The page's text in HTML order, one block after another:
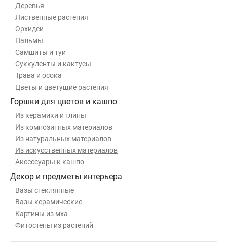
Деревья
Лиственные растения
Орхидеи
Пальмы
Самшиты и туи
Суккуленты и кактусы
Трава и осока
Цветы и цветущие растения
Горшки для цветов и кашпо
Из керамики и глины
Из композитных материалов
Из натуральных материалов
Из искусственных материалов
Аксессуары к кашпо
Декор и предметы интерьера
Вазы стеклянные
Вазы керамические
Картины из мха
Фитостены из растений